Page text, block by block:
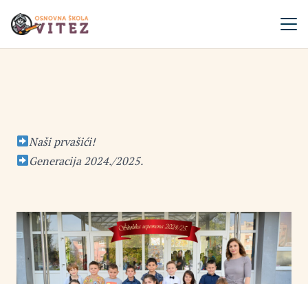
Naši prvašići!
Generacija 2024./2025.